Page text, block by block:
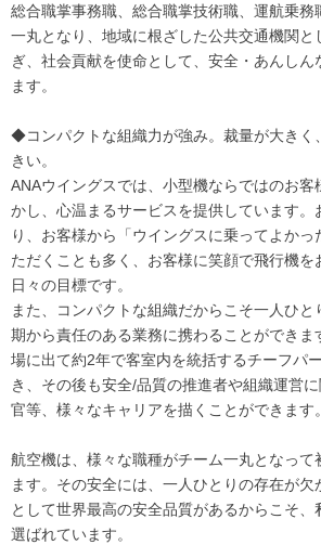
総合職掌事務職、総合職掌技術職、運航乗務
一丸となり、地域に根ざした公共交通機関と
ぎ、社会貢献を使命として、安全・あんしん
ます。
◆コンパクトな組織力が強み。裁量が大きく
きい。
ANAウイングスでは、小型機ならではのお客
かし、心温まるサービスを提供しています。
り、お客様から「ウイングスに乗ってよか
ただくことも多く、お客様に笑顔で飛行機
日々の目標です。
また、コンパクトな組織だからこそ一人ひ
期から責任のある業務に携わることができま
場に出て約2年で客室内を統括するチーフパ
き、その後も安全/品質の推進者や組織運営
官等、様々なキャリアを描くことができます。
航空機は、様々な職種がチーム一丸となって
ます。その安全には、一人ひとりの存在が欠
として世界最高の安全品質があるからこそ、
選ばれています。